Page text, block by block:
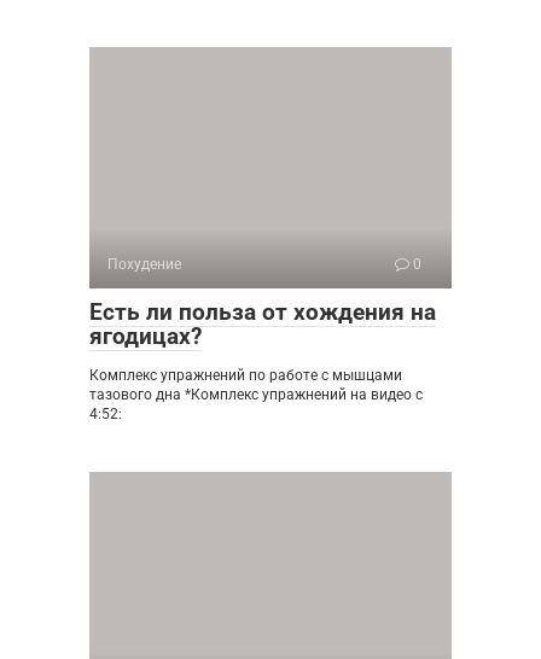
Похудение 0
Есть ли польза от хождения на
ягодицах?
Комплекс упражнений по работе с мышцами
тазового дна *Комплекс упражнений на видео с
4:52: